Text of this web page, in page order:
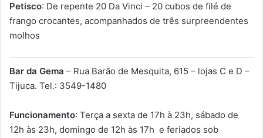
Petisco: De repente 20 Da Vinci – 20 cubos de filé de
frango crocantes, acompanhados de três surpreendentes
molhos
Bar da Gema – Rua Barão de Mesquita, 615 – lojas C e D –
Tijuca. Tel.: 3549-1480
Funcionamento: Terça a sexta de 17h à 23h, sábado de
12h às 23h, domingo de 12h às 17h e feriados sob